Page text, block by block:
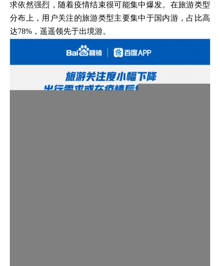
求依然强烈，随着疫情结束很可能集中爆发。在旅游类型
分布上，用户关注的旅游类型主要集中于国内游，占比高
达78%，遥遥领先于出境游。